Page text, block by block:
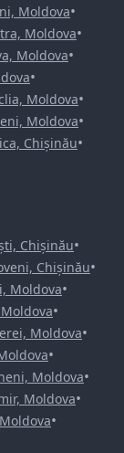
Moldova•
Moldova•
Moldova•
•
Moldova•
Moldova•
Chișinău•
Chișinău•
Chișinău•
Moldova•
•
Moldova•
•
Moldova•
Moldova•
•